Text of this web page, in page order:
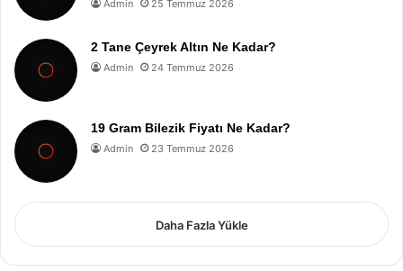
Admin 25 Temmuz 2026
2 Tane Çeyrek Altın Ne Kadar?
Admin 24 Temmuz 2026
19 Gram Bilezik Fiyatı Ne Kadar?
Admin 23 Temmuz 2026
Daha Fazla Yükle